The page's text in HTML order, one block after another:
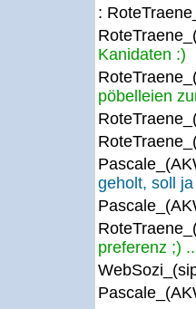
:
Kanidaten :)
pöbelleien
geholt, soll
preferenz ;)